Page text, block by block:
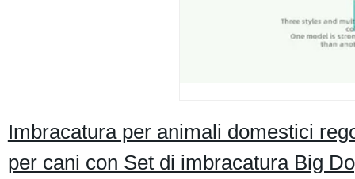
Imbracatura per animali domestici
per cani con Set di imbracatura Big